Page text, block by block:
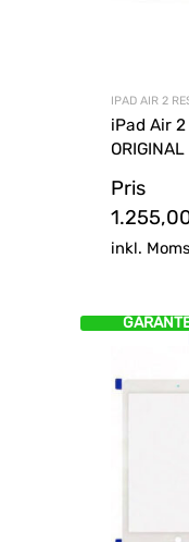
IPAD AIR 2
iPad Air
Pris
inkl. Moms